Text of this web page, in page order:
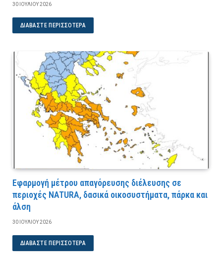
30 ΙΟΥΛΊΟΥ 2026
ΔΙΑΒΆΣΤΕ ΠΕΡΙΣΣΌΤΕΡΑ
Εφαρμογή μέτρου απαγόρευσης διέλευσης σε
περιοχές NATURA, δασικά οικοσυστήματα, πάρκα και
άλση
30 ΙΟΥΛΊΟΥ 2026
ΔΙΑΒΆΣΤΕ ΠΕΡΙΣΣΌΤΕΡΑ